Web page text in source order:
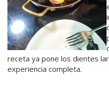
receta ya pone los dientes
experiencia completa.